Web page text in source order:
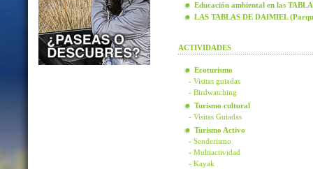
Educación ambiental en las
LAS TABLAS DE DAIMIEL
ACTIVIDADES
Ecoturismo
- Visitas guiadas
- Birdwatching
Turismo cultural
- Visitas Guiadas
Turismo Activo
- Senderismo
- Multiactividad
- Kayak